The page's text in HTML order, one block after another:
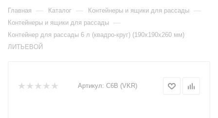
Главная — Каталог — Контейнеры и ящики для рассады —
Контейнеры и ящики для рассады —
Контейнер для рассады 6 л (квадро-круг) (190х190х260 мм)
ЛИТЬЕВОЙ
Артикул: C6B (VKR)